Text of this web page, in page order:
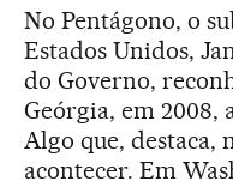
No Pentágono, o
Estados Unidos,
do Governo,
Geórgia, em 2008,
Algo que, destaca,
acontecer. Em